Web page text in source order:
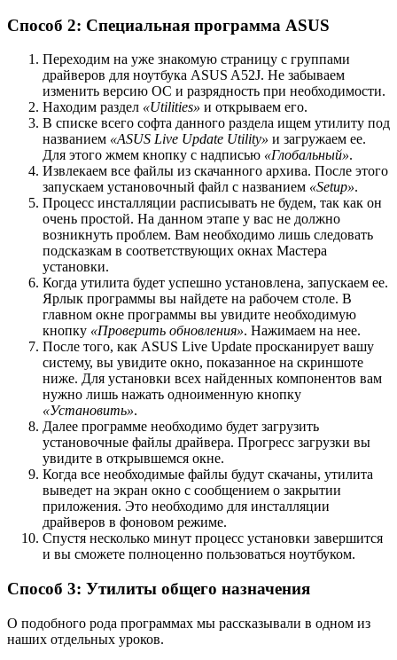
Способ 2: Специальная программа ASUS
Переходим на уже знакомую страницу с группами
драйверов для ноутбука ASUS A52J. Не забываем
изменить версию ОС и разрядность при необходимости.
Находим раздел «Utilities» и открываем его.
В списке всего софта данного раздела ищем утилиту под
названием «ASUS Live Update Utility» и загружаем ее.
Для этого жмем кнопку с надписью «Глобальный».
Извлекаем все файлы из скачанного архива. После этого
запускаем установочный файл с названием «Setup».
Процесс инсталляции расписывать не будем, так как он
очень простой. На данном этапе у вас не должно
возникнуть проблем. Вам необходимо лишь следовать
подсказкам в соответствующих окнах Мастера
установки.
Когда утилита будет успешно установлена, запускаем ее.
Ярлык программы вы найдете на рабочем столе. В
главном окне программы вы увидите необходимую
кнопку «Проверить обновления». Нажимаем на нее.
После того, как ASUS Live Update просканирует вашу
систему, вы увидите окно, показанное на скриншоте
ниже. Для установки всех найденных компонентов вам
нужно лишь нажать одноименную кнопку
«Установить».
Далее программе необходимо будет загрузить
установочные файлы драйвера. Прогресс загрузки вы
увидите в открывшемся окне.
Когда все необходимые файлы будут скачаны, утилита
выведет на экран окно с сообщением о закрытии
приложения. Это необходимо для инсталляции
драйверов в фоновом режиме.
Спустя несколько минут процесс установки завершится
и вы сможете полноценно пользоваться ноутбуком.
Способ 3: Утилиты общего назначения
О подобного рода программах мы рассказывали в одном из
наших отдельных уроков.